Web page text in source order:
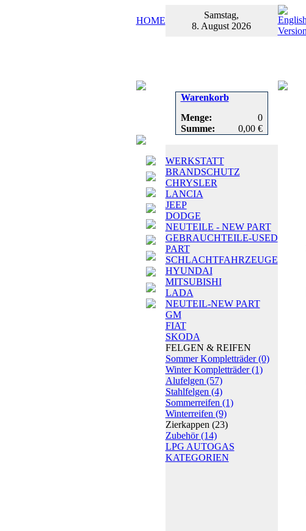
HOME
Samstag,
8. August 2026
Warenkorb
Menge:
0
Summe:
0,00 €
WERKSTATT
BRANDSCHUTZ
CHRYSLER
LANCIA
JEEP
DODGE
NEUTEILE - NEW PART
GEBRAUCHTEILE-USED
PART
SCHLACHTFAHRZEUGE
HYUNDAI
MITSUBISHI
LADA
NEUTEIL-NEW PART
GM
FIAT
SKODA
FELGEN & REIFEN
Sommer Kompletträder(0)
Winter Kompletträder(1)
Alufelgen (57)
Stahlfelgen (4)
Sommerreifen (1)
Winterreifen (9)
Zierkappen (23)
Zubehör(14)
LPG AUTOGAS
KATEGORIEN